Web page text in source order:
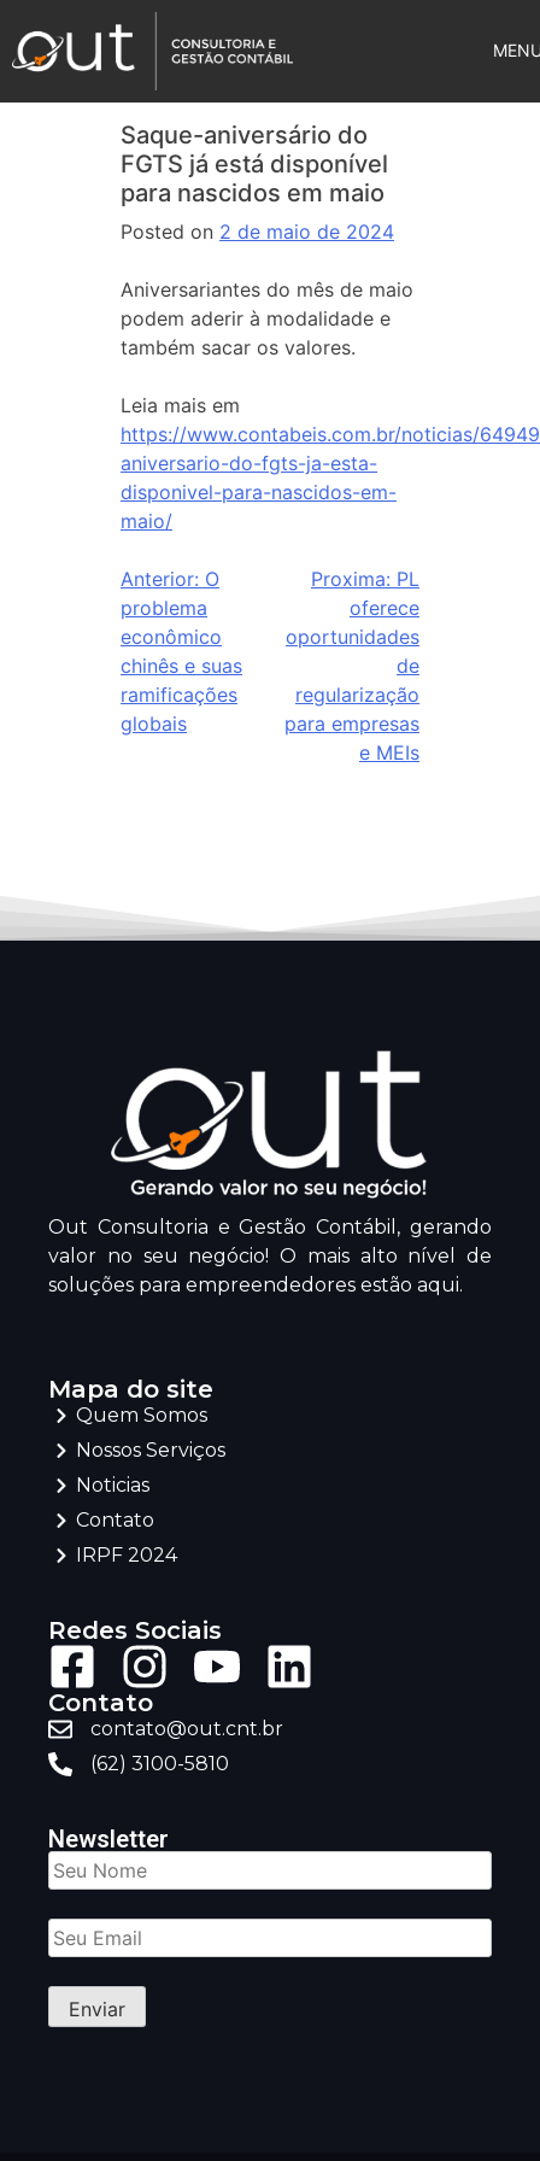
Saque-aniversário do
FGTS já está disponível
para nascidos em maio
Posted on 2 de maio de 2024
Aniversariantes do mês de maio
podem aderir à modalidade e
também sacar os valores.
Leia mais em
https://www.contabeis.com.br/noticias/
aniversario-do-fgts-ja-esta-
disponivel-para-nascidos-em-
maio/
Anterior: O
problema
econômico
chinês e suas
ramificações
globais
Proxima: PL
oferece
oportunidades
de
regularização
para empresas
e MEIs
Out Consultoria e Gestão Contábil, gerando
valor no seu negócio! O mais alto nível de
soluções para empreendedores estão aqui.
Mapa do site
Quem Somos
Nossos Serviços
Noticias
Contato
IRPF 2024
Redes Sociais
Contato
contato@out.cnt.br
(62) 3100-5810
Newsletter